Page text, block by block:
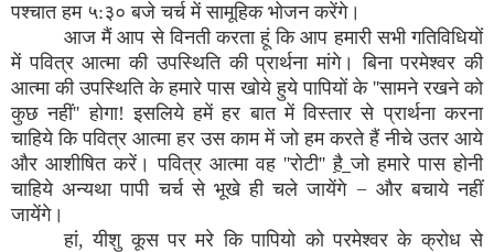
पश्चात हम ५:३० बजे चर्च में सामूहिक भोजन करेंगे।
आज मैं आप से विनती करता हूं कि आप हमारी सभी गतिविधियों
में पवित्र आत्मा की उपस्थिति की प्रार्थना मांगे। बिना परमेश्वर की
आत्मा की उपस्थिति के हमारे पास खोये हुये पापियों के ''सामने रखने को
कुछ नहीं'' होगा! इसलिये हमें हर बात में विस्तार से प्रार्थना करना
चाहिये कि पवित्र आत्मा हर उस काम में जो हम करते हैं नीचे उतर आये
और आशीषित करें। पवित्र आत्मा वह ''रोटी''हैजो हमारे पास होनी
चाहिये अन्यथा पापी चर्च से भूखे ही चले जायेंगे − और बचाये नहीं
जायेंगे।
हां, यीशु कूस पर मरे कि पापियो को परमेश्वर के क्रोध से